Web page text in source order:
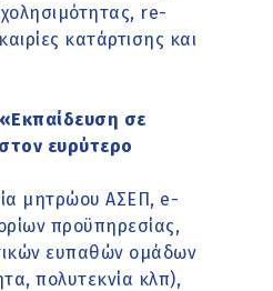
re-
κατάρτισης και
«Εκπαίδευση σε
ευρύτερο
μητρώου ΑΣΕΠ, e-
προϋπηρεσίας,
ευπαθών ομάδων
πολυτεκνία κλπ),